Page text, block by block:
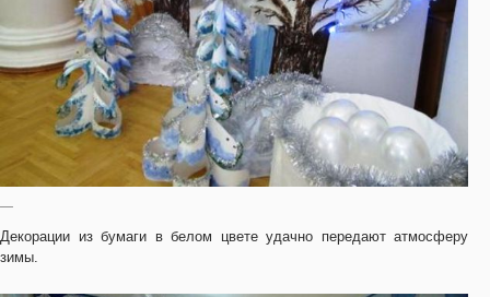
—
Декорации из бумаги в белом цвете удачно передают атмосферу
зимы.